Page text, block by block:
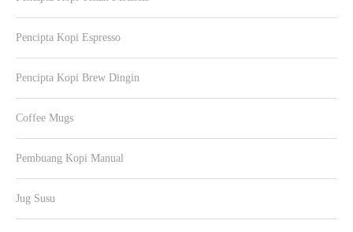
Pencipta Kopi Espresso
Pencipta Kopi Brew Dingin
Coffee Mugs
Pembuang Kopi Manual
Jug Susu